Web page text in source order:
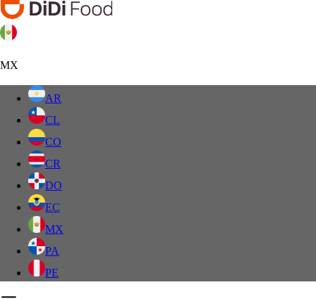
MX
AR
CL
CO
CR
DO
EC
MX
PA
PE